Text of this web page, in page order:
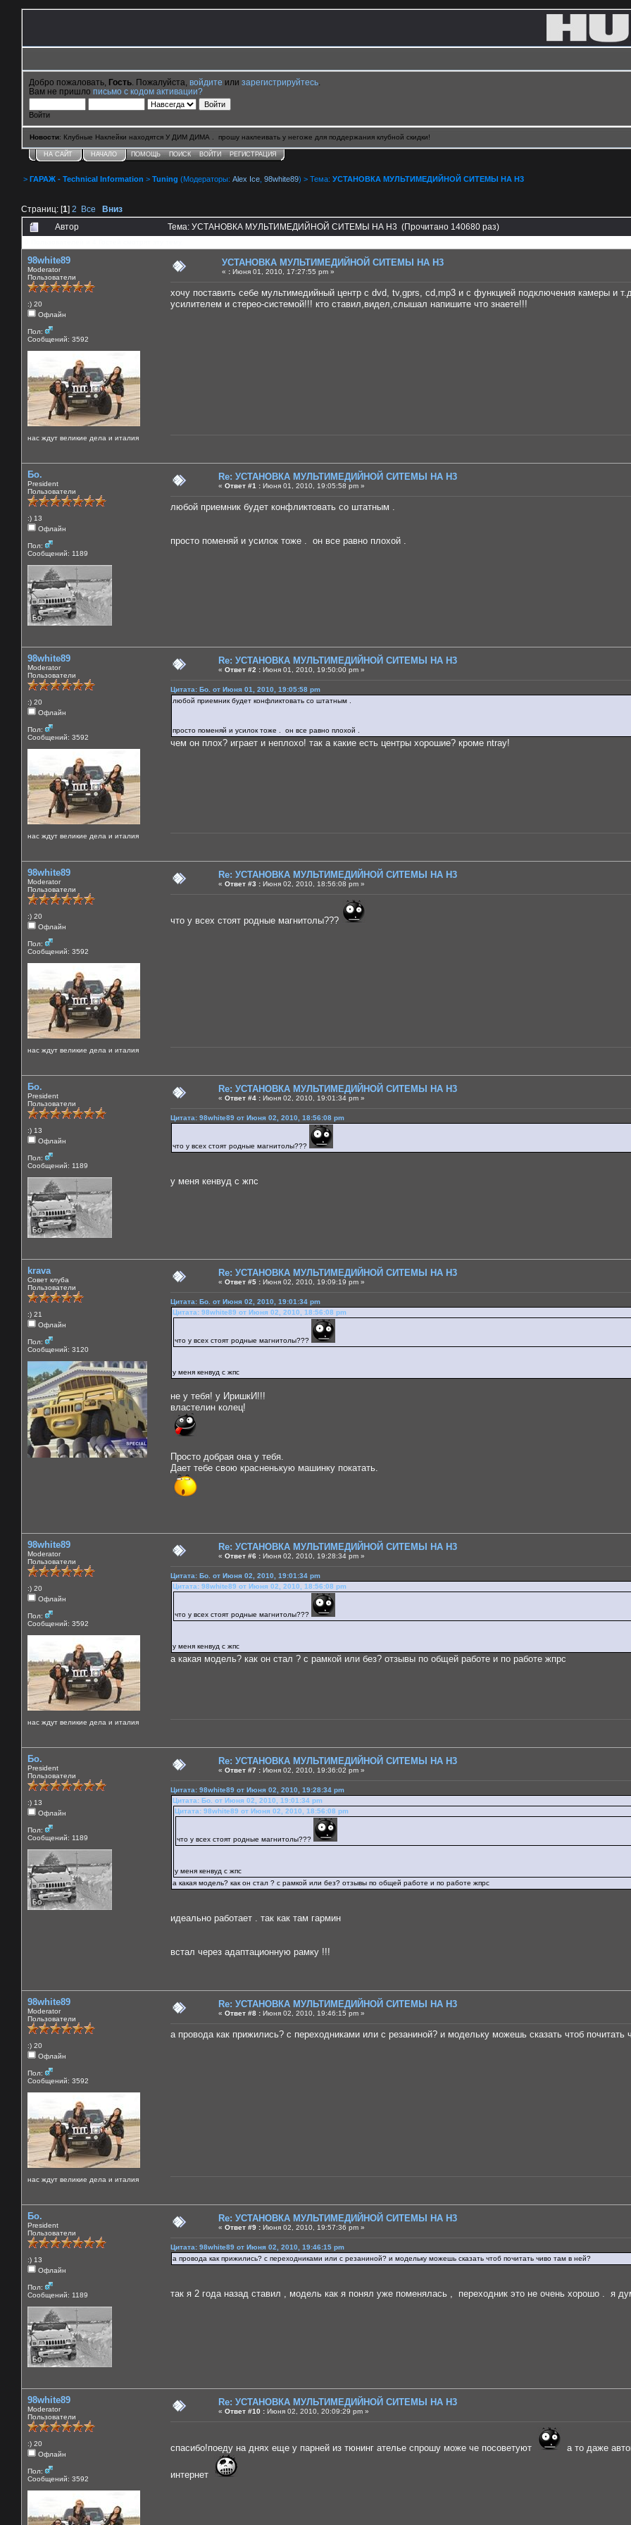
Добро пожаловать, Гость . Пожалуйста, войдите или зарегистрируйтесь
Вам не пришло письмо с кодом активации?
Войти
Новости: Клубные Наклейки находятся У ДИМ ДИМА . прошу наклеивать у негоже для поддержания клубной скидки!
НА САЙТ НАЧАЛО ПОМОЩЬ ПОИСК ВОЙТИ РЕГИСТРАЦИЯ
> ГАРАЖ - Technical Information > Tuning (Модераторы: Alex Ice 98white89) > Тема: УСТАНОВКА МУЛЬТИМЕДИЙНОЙ СИТЕМЫ НА H3
Страниц: [1] 2 Все Вниз
Автор Тема: УСТАНОВКА МУЛЬТИМЕДИЙНОЙ СИТЕМЫ НА H3 (Прочитано 140680 раз)
98white89
Moderator
Пользователи
:) 20
Офлайн
Пол:
Сообщений: 3592
нас ждут великие дела и италия
УСТАНОВКА МУЛЬТИМЕДИЙНОЙ СИТЕМЫ НА H3
« : Июня 01, 2010, 17:27:55 pm »
хочу поставить себе мультимедийный центр с dvd, tv,gprs, cd,mp3 и с функцией подключения камеры и
усилителем и стерео-системой!!! кто ставил,видел,cлышал напишите что знаете!!!
Бо.
President
Пользователи
:) 13
Офлайн
Пол:
Сообщений: 1189
Re: УСТАНОВКА МУЛЬТИМЕДИЙНОЙ СИТЕМЫ НА H3
« Ответ #1 : Июня 01, 2010, 19:05:58 pm »
любой приемник будет конфликтовать со штатным .
просто поменяй и усилок тоже . он все равно плохой .
98white89
Moderator
Пользователи
:) 20
Офлайн
Пол:
Сообщений: 3592
нас ждут великие дела и италия
Re: УСТАНОВКА МУЛЬТИМЕДИЙНОЙ СИТЕМЫ НА H3
« Ответ #2 : Июня 01, 2010, 19:50:00 pm »
Цитата: Бо. от Июня 01, 2010, 19:05:58 pm
любой приемник будет конфликтовать со штатным .
просто поменяй и усилок тоже . он все равно плохой .
чем он плох? играет и неплохо! так а какие есть центры хорошие? кроме ntray!
98white89
Moderator
Пользователи
:) 20
Офлайн
Пол:
Сообщений: 3592
нас ждут великие дела и италия
Re: УСТАНОВКА МУЛЬТИМЕДИЙНОЙ СИТЕМЫ НА H3
« Ответ #3 : Июня 02, 2010, 18:56:08 pm »
что у всех стоят родные магнитолы???
Бо.
President
Пользователи
:) 13
Офлайн
Пол:
Сообщений: 1189
Re: УСТАНОВКА МУЛЬТИМЕДИЙНОЙ СИТЕМЫ НА H3
« Ответ #4 : Июня 02, 2010, 19:01:34 pm »
Цитата: 98white89 от Июня 02, 2010, 18:56:08 pm
что у всех стоят родные магнитолы???
у меня кенвуд с жпс
krava
Совет клуба
Пользователи
:) 21
Офлайн
Пол:
Сообщений: 3120
Re: УСТАНОВКА МУЛЬТИМЕДИЙНОЙ СИТЕМЫ НА H3
« Ответ #5 : Июня 02, 2010, 19:09:19 pm »
Цитата: Бо. от Июня 02, 2010, 19:01:34 pm
Цитата: 98white89 от Июня 02, 2010, 18:56:08 pm
что у всех стоят родные магнитолы???
у меня кенвуд с жпс
не у тебя! у ИришкИ!!!
властелин колец!
Просто добрая она у тебя.
Дает тебе свою красненькую машинку покатать.
98white89
Moderator
Пользователи
:) 20
Офлайн
Пол:
Сообщений: 3592
нас ждут великие дела и италия
Re: УСТАНОВКА МУЛЬТИМЕДИЙНОЙ СИТЕМЫ НА H3
« Ответ #6 : Июня 02, 2010, 19:28:34 pm »
Цитата: Бо. от Июня 02, 2010, 19:01:34 pm
Цитата: 98white89 от Июня 02, 2010, 18:56:08 pm
что у всех стоят родные магнитолы???
у меня кенвуд с жпс
а какая модель? как он стал ? с рамкой или без? отзывы по общей работе и по работе жпрс
Бо.
President
Пользователи
:) 13
Офлайн
Пол:
Сообщений: 1189
Re: УСТАНОВКА МУЛЬТИМЕДИЙНОЙ СИТЕМЫ НА H3
« Ответ #7 : Июня 02, 2010, 19:36:02 pm »
Цитата: 98white89 от Июня 02, 2010, 19:28:34 pm
Цитата: Бо. от Июня 02, 2010, 19:01:34 pm
Цитата: 98white89 от Июня 02, 2010, 18:56:08 pm
что у всех стоят родные магнитолы???
у меня кенвуд с жпс
а какая модель? как он стал ? с рамкой или без? отзывы по общей работе и по работе жпрс
идеально работает . так как там гармин
встал через адаптационную рамку !!!
98white89
Moderator
Пользователи
:) 20
Офлайн
Пол:
Сообщений: 3592
нас ждут великие дела и италия
Re: УСТАНОВКА МУЛЬТИМЕДИЙНОЙ СИТЕМЫ НА H3
« Ответ #8 : Июня 02, 2010, 19:46:15 pm »
а провода как прижились? с переходниками или с резаниной? и модельку можешь сказать чтоб почитать
Бо.
President
Пользователи
:) 13
Офлайн
Пол:
Сообщений: 1189
Re: УСТАНОВКА МУЛЬТИМЕДИЙНОЙ СИТЕМЫ НА H3
« Ответ #9 : Июня 02, 2010, 19:57:36 pm »
Цитата: 98white89 от Июня 02, 2010, 19:46:15 pm
а провода как прижились? с переходниками или с резаниной? и модельку можешь сказать чтоб почитать чиво там в ней?
так я 2 года назад ставил , модель как я понял уже поменялась , переходник это не очень хорошо . я
98white89
Moderator
Пользователи
:) 20
Офлайн
Пол:
Сообщений: 3592
Re: УСТАНОВКА МУЛЬТИМЕДИЙНОЙ СИТЕМЫ НА H3
« Ответ #10 : Июня 02, 2010, 20:09:29 pm »
спасибо!поеду на днях еще у парней из тюнинг ателье спрошу може че посоветуют а то даже
интернет